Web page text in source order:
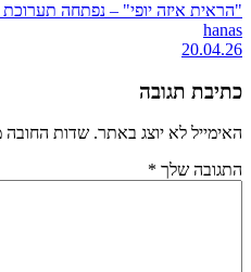
"הראית איזה יופי" – נפתחה
hanas
20.04.26
כתיבת תגובה
האימייל לא יוצג באתר. שדות החובה
התגובה שלך *